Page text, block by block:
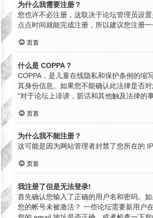
为什么我需要注册？
您也许不必注册，这取决于论坛管理员设
点点时间就能完成注册，所以建议您注册一
页首
什么是 COPPA？
COPPA，是儿童在线隐私和保护条例的缩
其身份信息。如果您不能确认此法律是否
“对于论坛上诽谤，脏话和其他触及法律的
页首
为什么我不能注册？
这可能是因为网站管理者封禁了您所在的
页首
我注册了但是无法登录!
首先确认您输入了正确的用户名和密码。
您的帐号未被激活？ 一些论坛需要新用户